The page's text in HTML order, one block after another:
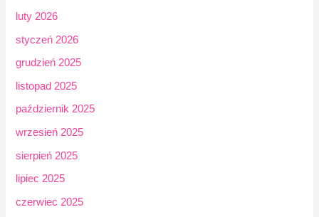
luty 2026
styczeń 2026
grudzień 2025
listopad 2025
październik 2025
wrzesień 2025
sierpień 2025
lipiec 2025
czerwiec 2025